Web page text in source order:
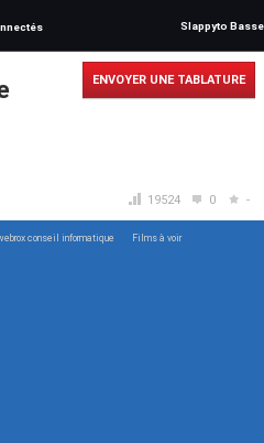
Slappyto Basse
ENVOYER UNE TABLATURE
19524 0 -
conseil informatique Films à voir